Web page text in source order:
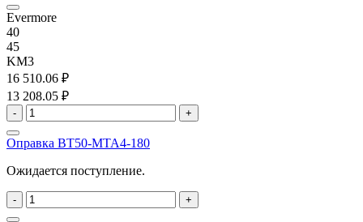
Evermore
40
45
KM3
16 510.06 ₽
13 208.05 ₽
- +
Оправка BT50-MTA4-180
Ожидается поступление.
- +